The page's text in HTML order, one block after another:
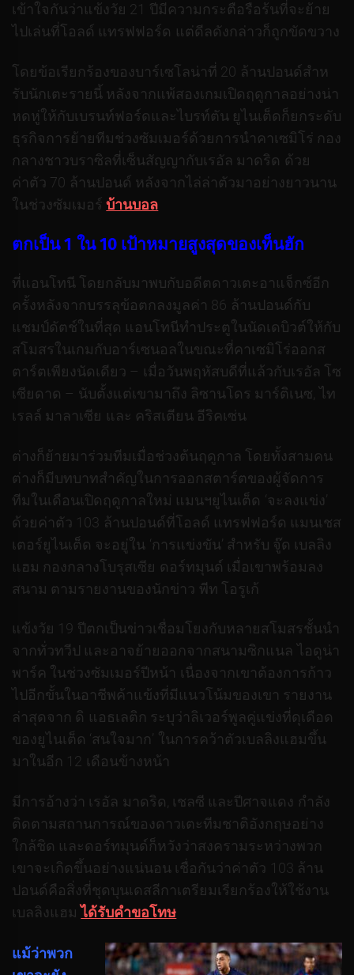
เข้าใจกันว่าแข้งวัย 21 ปีมีความกระตือรือร้นที่จะย้าย
ไปเล่นที่โอลด์ แทรฟฟอร์ด แต่ดีลดังกล่าวก็ถูกขัดขวาง
โดยข้อเรียกร้องของบาร์เซโลน่าที่ 20 ล้านปอนด์สําห
รับนักเตะรายนี้ หลังจากแพ้สองเกมเปิดฤดูกาลอย่างน่า
หดหู่ให้กับเบรนท์ฟอร์ดและไบรท์ตัน ยูไนเต็ดก็ยกระดับ
ธุรกิจการย้ายทีมช่วงซัมเมอร์ด้วยการนําคาเซมิโร่ กอง
กลางชาวบราซิลที่เซ็นสัญญากับเรอัล มาดริด ด้วย
ค่าตัว 70 ล้านปอนด์ หลังจากไล่ล่าตัวมาอย่างยาวนาน
ในช่วงซัมเมอร์บ้านบอล
ตกเป็น 1 ใน 10 เป้าหมายสูงสุดของเท็นฮัก
ที่แอนโทนี โดยกลับมาพบกับอดีตดาวเตะอาแจ็กซ์อีก
ครั้งหลังจากบรรลุข้อตกลงมูลค่า 86 ล้านปอนด์กับ
แชมป์ดัตช์ในที่สุด แอนโทนีทําประตูในนัดเดบิวต์ให้กับ
สโมสรในเกมกับอาร์เซนอลในขณะที่คาเซมิโร่ออกส
ตาร์ตเพียงนัดเดียว – เมื่อวันพฤหัสบดีที่แล้วกับเรอัล โซ
เซียดาด – นับตั้งแต่เขามาถึง ลิซานโดร มาร์ติเนซ, ไท
เรลล์ มาลาเซีย และ คริสเตียน อีริคเซ่น
ต่างก็ย้ายมาร่วมทีมเมื่อช่วงต้นฤดูกาล โดยทั้งสามคน
ต่างก็มีบทบาทสําคัญในการออกสตาร์ตของผู้จัดการ
ทีมในเดือนเปิดฤดูกาลใหม่ แมนฯยูไนเต็ด ‘จะลงแข่ง’
ด้วยค่าตัว 103 ล้านปอนด์ที่โอลด์ แทรฟฟอร์ด แมนเชส
เตอร์ยูไนเต็ด จะอยู่ใน ‘การแข่งขัน’ สําหรับ จู๊ด เบลลิง
แฮม กองกลางโบรุสเซีย ดอร์ทมุนด์ เมื่อเขาพร้อมลง
สนาม ตามรายงานของนักข่าว พีท โอรูเก้
แข้งวัย 19 ปีตกเป็นข่าวเชื่อมโยงกับหลายสโมสรชั้นนํา
จากทั่วทวีป และอาจย้ายออกจากสนามซิกแนล ไอดูน่า
พาร์ค ในช่วงซัมเมอร์ปีหน้า เนื่องจากเขาต้องการก้าว
ไปอีกขั้นในอาชีพค้าแข้งที่มีแนวโน้มของเขา รายงาน
ล่าสุดจาก ดิ แอธเลติก ระบุว่าลิเวอร์พูลคู่แข่งที่ดุเดือด
ของยูไนเต็ด ‘สนใจมาก’ ในการคว้าตัวเบลลิงแฮมขึ้น
มาในอีก 12 เดือนข้างหน้า
มีการอ้างว่า เรอัล มาดริด, เชลซี และปีศาจแดง กําลัง
ติดตามสถานการณ์ของดาวเตะทีมชาติอังกฤษอย่าง
ใกล้ชิด และดอร์ทมุนด์ก็หวังว่าสงครามระหว่างพวก
เขาจะเกิดขึ้นอย่างแน่นอน เชื่อกันว่าค่าตัว 103 ล้าน
ปอนด์คือสิ่งที่ชุดบุนเดสลีกาเตรียมเรียกร้องให้ใช้งาน
เบลลิงแฮมได้รับคำขอโทษ
แม้ว่าพวก